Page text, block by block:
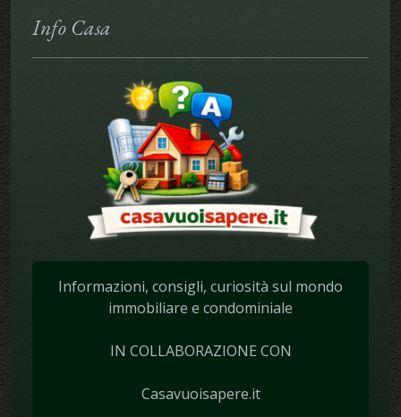
Info Casa
Informazioni, consigli, curiosità sul mondo
immobiliare e condominiale
IN COLLABORAZIONE CON
Casavuoisapere.it